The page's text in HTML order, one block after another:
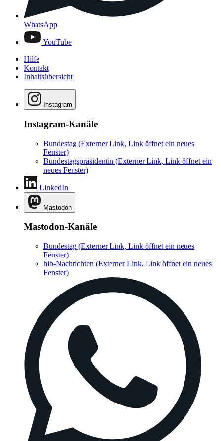
WhatsApp
YouTube
Hilfe
Kontakt
Inhaltsübersicht
Instagram
Instagram-Kanäle
Bundestag (Externer Link, Link öffnet ein neues
Fenster)
Bundestagspräsidentin (Externer Link, Link öffnet ein
neues Fenster)
LinkedIn
Mastodon
Mastodon-Kanäle
Bundestag (Externer Link, Link öffnet ein neues
Fenster)
hib-Nachrichten (Externer Link, Link öffnet ein neues
Fenster)